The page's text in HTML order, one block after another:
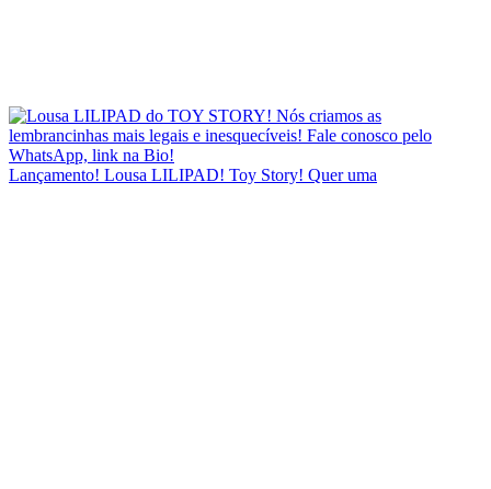
Lançamento! Lousa LILIPAD! Toy Story! Quer uma